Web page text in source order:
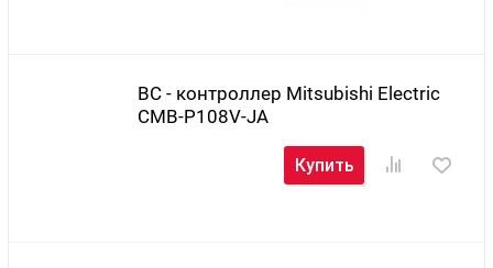
BC - контроллер Mitsubishi Electric
CMB-P108V-JA
Купить